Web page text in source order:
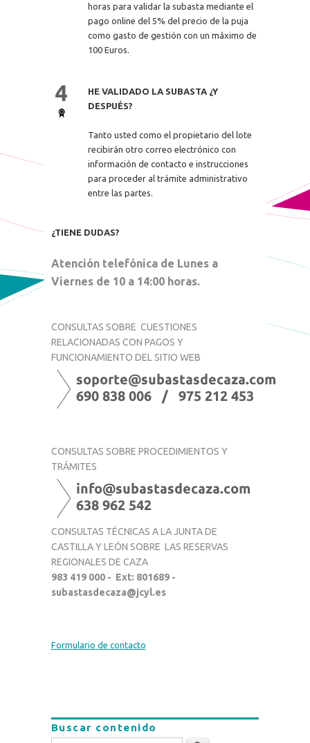
horas para validar la subasta mediante el
pago online del 5% del precio de la puja
como gasto de gestión con un máximo de
100 Euros.
HE VALIDADO LA SUBASTA ¿Y
DESPUÉS?
Tanto usted como el propietario del lote
recibirán otro correo electrónico con
información de contacto e instrucciones
para proceder al trámite administrativo
entre las partes.
¿TIENE DUDAS?
Atención telefónica de Lunes a
Viernes de 10 a 14:00 horas.
CONSULTAS SOBRE CUESTIONES
RELACIONADAS CON PAGOS Y
FUNCIONAMIENTO DEL SITIO WEB
CONSULTAS SOBRE PROCEDIMIENTOS Y
TRÁMITES
CONSULTAS TÉCNICAS A LA JUNTA DE
CASTILLA Y LEÓN SOBRE LAS RESERVAS
REGIONALES DE CAZA
983 419 000 - Ext: 801689 -
subastasdecaza@jcyl.es
Formulario de contacto
Buscar contenido